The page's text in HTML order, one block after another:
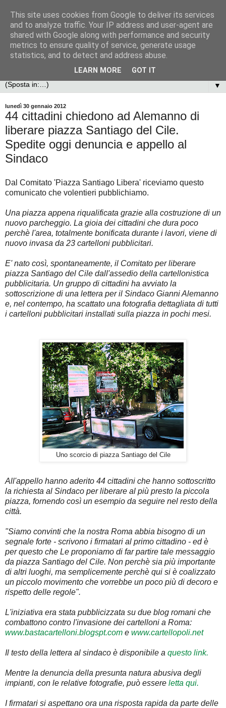
▼
lunedì 30 gennaio 2012
44 cittadini chiedono ad Alemanno di
liberare piazza Santiago del Cile.
Spedite oggi denuncia e appello al
Sindaco
Dal Comitato 'Piazza Santiago Libera' riceviamo questo
comunicato che volentieri pubblichiamo.
Una piazza appena riqualificata grazie alla costruzione di un
nuovo parcheggio. La gioia dei cittadini che dura poco
perchè l'area, totalmente bonificata durante i lavori, viene di
nuovo invasa da 23 cartelloni pubblicitari.
E' nato così, spontaneamente, il Comitato per liberare
piazza Santiago del Cile dall'assedio della cartellonistica
pubblicitaria. Un gruppo di cittadini ha avviato la
sottoscrizione di una lettera per il Sindaco Gianni Alemanno
e, nel contempo, ha scattato una fotografia dettagliata di tutti
i cartelloni pubblicitari installati sulla piazza in pochi mesi.
Uno scorcio di piazza Santiago del Cile
All'appello hanno aderito 44 cittadini che hanno sottoscritto
la richiesta al Sindaco per liberare al più presto la piccola
piazza, fornendo così un esempio da seguire nel resto della
città.
"Siamo convinti che la nostra Roma abbia bisogno di un
segnale forte - scrivono i firmatari al primo cittadino - ed è
per questo che Le proponiamo di far partire tale messaggio
da piazza Santiago del Cile. Non perchè sia più importante
di altri luoghi, ma semplicemente perchè qui si è coalizzato
un piccolo movimento che vorrebbe un poco più di decoro e
rispetto delle regole".
L'iniziativa era stata pubblicizzata su due blog romani che
combattono contro l'invasione dei cartelloni a Roma:
www.bastacartelloni.blogspt.com e www.cartellopoli.net
Il testo della lettera al sindaco è disponibile a questo link.
Mentre la denuncia della presunta natura abusiva degli
impianti, con le relative fotografie, può essere letta qui.
I firmatari si aspettano ora una risposta rapida da parte delle
This site uses cookies from Google to deliver its services
and to analyze traffic. Your IP address and user-agent are
shared with Google along with performance and security
metrics to ensure quality of service, generate usage
statistics, and to detect and address abuse.
LEARN MORE GOT IT